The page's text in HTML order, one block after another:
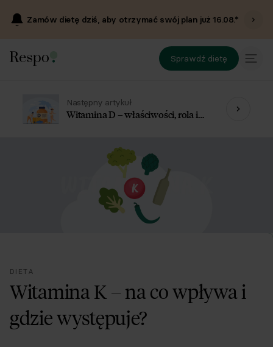
Zamów dietę dziś, aby otrzymać swój plan już16.08.*
Sprawdź dietę
Następny artykuł
Witamina D – właściwości, rola i
DIETA
Witamina K – na co wpływa i
gdzie występuje?